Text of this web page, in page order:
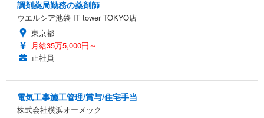
調剤薬局勤務の薬剤師
ウエルシア池袋 IT tower TOKYO店
東京都
月給35万5,000円～
正社員
電気工事施工管理/賞与/住宅手当
株式会社横浜オーメック